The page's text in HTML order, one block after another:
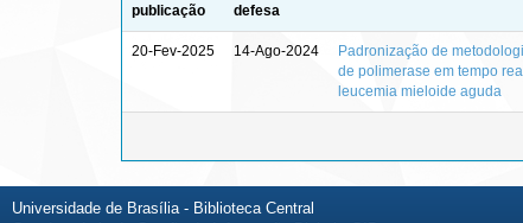
publicação
defesa
20-Fev-2025 14-Ago-2024
Padronização de
de polimerase em tempo
leucemia mieloide aguda
Universidade de Brasília - Biblioteca Central